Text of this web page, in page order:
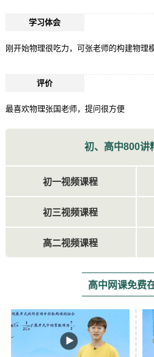
学习体会
刚开始物理很吃力，可张老师的构建物理
评价
最喜欢物理张国老师，提问很方便
初、高中800讲
初一视频课程
初三视频课程
高二视频课程
高中网课免费